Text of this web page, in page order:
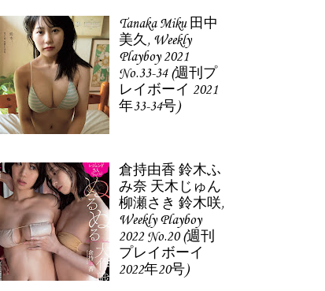
Tanaka Miku 田中
美久, Weekly
Playboy 2021
No.33-34 (週刊プ
レイボーイ 2021
年33-34号)
倉持由香 鈴木ふ
み奈 天木じゅん
柳瀬さき 鈴木咲,
Weekly Playboy
2022 No.20 (週刊
プレイボーイ
2022年20号)